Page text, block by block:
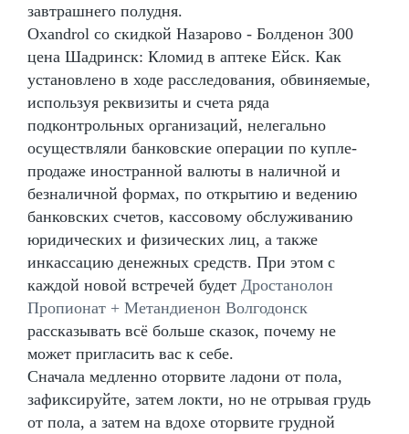
завтрашнего полудня.
Oxandrol со скидкой Назарово - Болденон 300
цена Шадринск: Кломид в аптеке Ейск. Как
установлено в ходе расследования, обвиняемые,
используя реквизиты и счета ряда
подконтрольных организаций, нелегально
осуществляли банковские операции по купле-
продаже иностранной валюты в наличной и
безналичной формах, по открытию и ведению
банковских счетов, кассовому обслуживанию
юридических и физических лиц, а также
инкассацию денежных средств. При этом с
каждой новой встречей будет Дростанолон
Пропионат + Метандиенон Волгодонск
рассказывать всё больше сказок, почему не
может пригласить вас к себе.
Сначала медленно оторвите ладони от пола,
зафиксируйте, затем локти, но не отрывая грудь
от пола, а затем на вдохе оторвите грудной